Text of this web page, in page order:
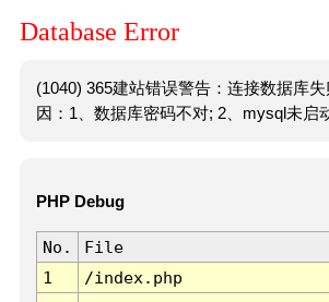
Database Error
(1040) 365建站错误警告：连接数据库
因：1、数据库密码不对; 2、mysql未启
PHP Debug
No. File
1
/index.php